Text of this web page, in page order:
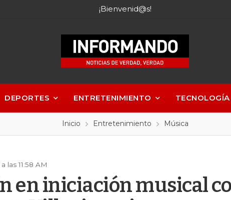
¡Bienvenid@s!
DEPORTES ENTRETENIMIENTO TECNOLOGÍA
Inicio Entretenimiento Música
las 11:58 AM
en iniciación musical